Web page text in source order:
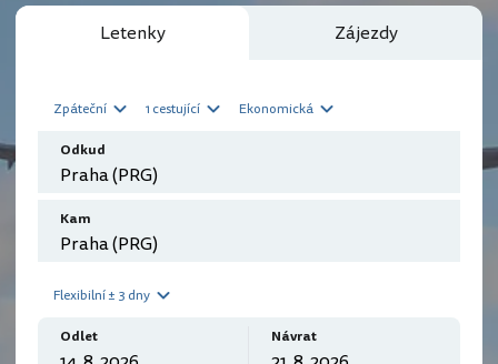
Letenky Zájezdy
Zpáteční 1 cestující Ekonomická
Odkud
Kam
Flexibilní ± 3 dny
Odlet Návrat